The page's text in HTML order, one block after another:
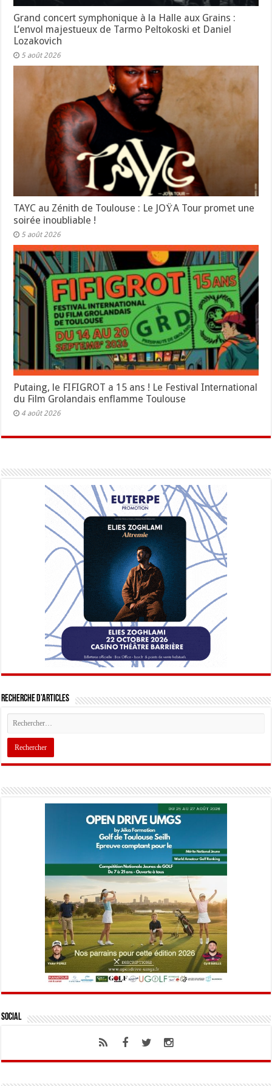
Grand concert symphonique à la Halle aux Grains :
L’envol majestueux de Tarmo Peltokoski et Daniel
Lozakovich
5 août 2026
TAYC au Zénith de Toulouse : Le JOŸA Tour promet une
soirée inoubliable !
5 août 2026
Putaing, le FIFIGROT a 15 ans ! Le Festival International
du Film Grolandais enflamme Toulouse
4 août 2026
Recherche d’articles
Social